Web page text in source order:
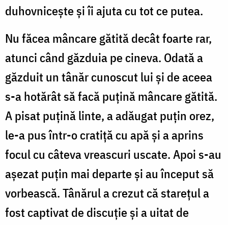
duhovniceşte şi îi ajuta cu tot ce putea.
Nu făcea mâncare gătită decât foarte rar,
atunci când găzduia pe cineva. Odată a
găzduit un tânăr cunoscut lui şi de aceea
s-a hotărât să facă puțină mâncare gătită.
A pisat puțină linte, a adăugat puţin orez,
le-a pus într-o cratiţă cu apă şi a aprins
focul cu câteva vreascuri uscate. Apoi s-au
aşezat puţin mai departe şi au început să
vorbească. Tânărul a crezut că stareţul a
fost captivat de discuţie şi a uitat de